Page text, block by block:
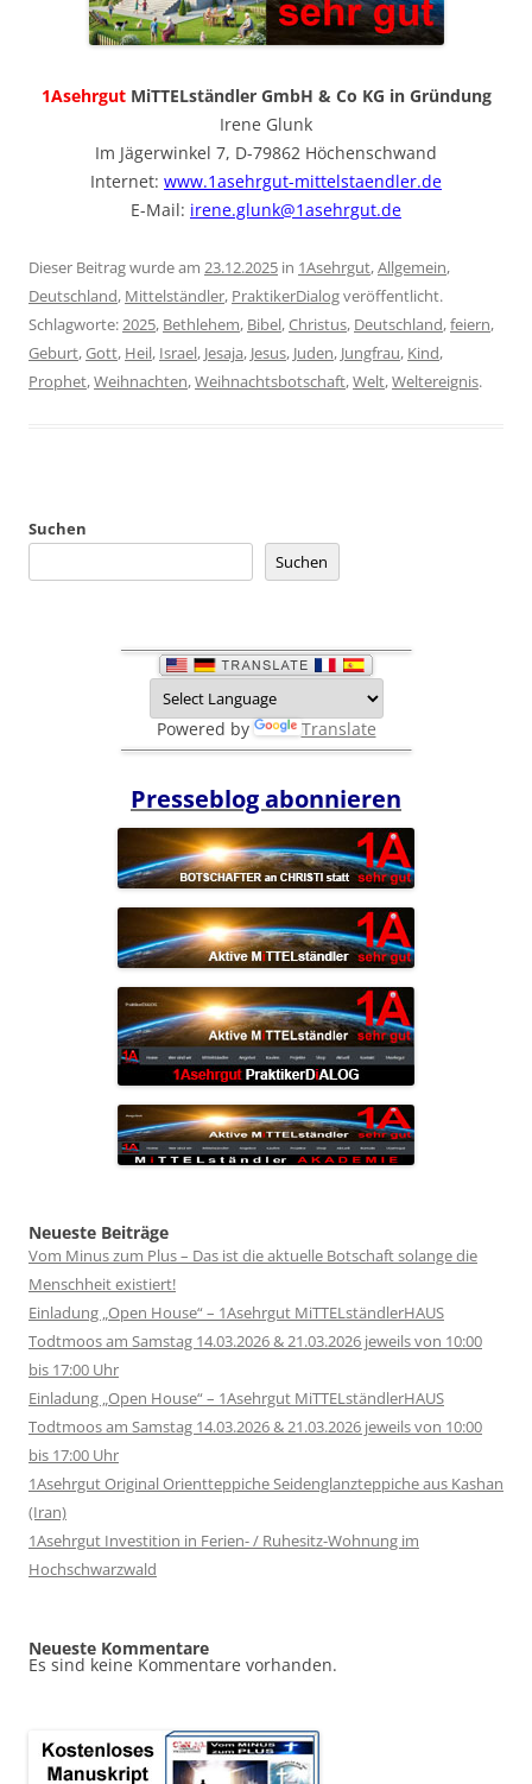
1AsehrgutMiTTELständler GmbH & Co KG in Gründung
Irene Glunk
Im Jägerwinkel 7, D-79862 Höchenschwand
Internet: www.1asehrgut-mittelstaendler.de
E-Mail: irene.glunk@1asehrgut.de
Dieser Beitrag wurde am 23.12.2025 in 1Asehrgut,Allgemein,
Deutschland, Mittelständler, PraktikerDialogveröffentlicht.
Schlagworte:2025, Bethlehem, Bibel,Christus, Deutschland,feiern,
Geburt,Gott, Heil, Israel, Jesaja, Jesus, Juden, Jungfrau, Kind,
Prophet,Weihnachten,Weihnachtsbotschaft,Welt,Weltereignis.
Suchen
Suchen
Powered by Translate
Presseblog abonnieren
Neueste Beiträge
Vom Minus zum Plus – Das ist die aktuelle Botschaft solange die
Menschheit existiert!
Einladung „Open House“ – 1Asehrgut MiTTELständlerHAUS
Todtmoos am Samstag 14.03.2026 & 21.03.2026 jeweils von 10:00
bis 17:00 Uhr
Einladung „Open House“ – 1Asehrgut MiTTELständlerHAUS
Todtmoos am Samstag 14.03.2026 & 21.03.2026 jeweils von 10:00
bis 17:00 Uhr
1Asehrgut Original Orientteppiche Seidenglanzteppiche aus Kashan
(Iran)
1Asehrgut Investition in Ferien- / Ruhesitz-Wohnung im
Hochschwarzwald
Neueste Kommentare
Es sind keine Kommentare vorhanden.